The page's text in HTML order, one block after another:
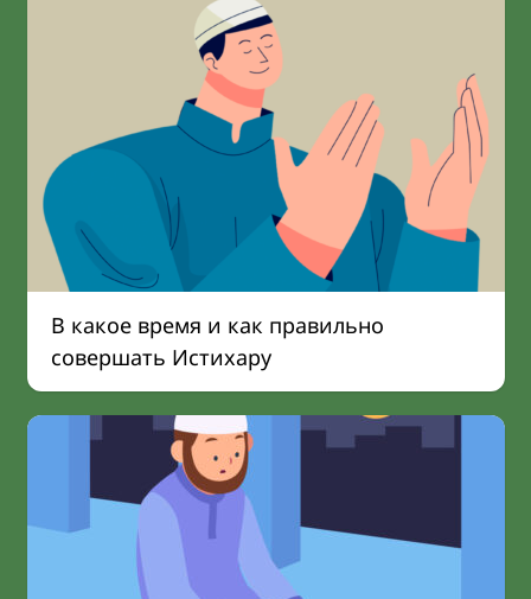
В какое время и как правильно
совершать Истихару